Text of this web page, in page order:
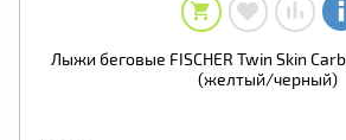
Лыжи беговые FISCHER Twin Skin
(желтый/черный)